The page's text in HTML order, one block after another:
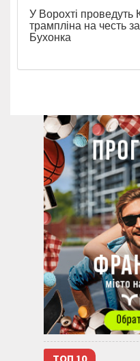
У Ворохті проведуть
трампліна на честь
Бухонка